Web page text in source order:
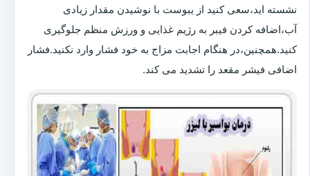
نشسته اید،سعی کنید از یبوست با نوشیدن مقدار زیادی
آب،اضافه کردن فیبر به رژیم غذایی و ورزش منظم جلوگیری
کنید.همچنین،در هنگام اجابت مزاج به خود فشار وارد نکنید.فشار
اضافی فیشر مقعد را تشدید می کند.